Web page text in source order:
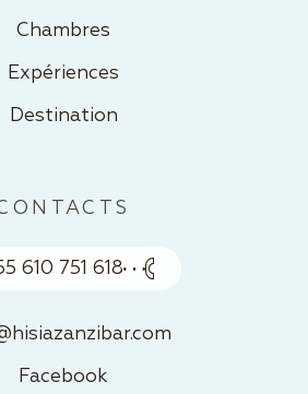
Chambres
Expériences
Destination
610 751 618
Facebook